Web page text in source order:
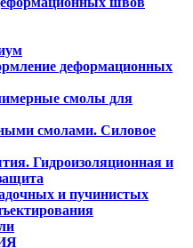
деформационных
смолы для
смолами. Силовое
Гидроизоляционная и
и пучинистых